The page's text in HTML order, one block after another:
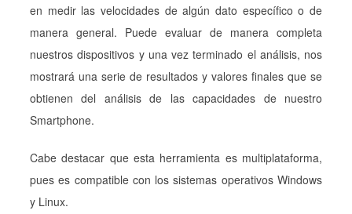
en medir las velocidades de algún dato específico o de
manera general. Puede evaluar de manera completa
nuestros dispositivos y una vez terminado el análisis, nos
mostrará una serie de resultados y valores finales que se
obtienen del análisis de las capacidades de nuestro
Smartphone.
Cabe destacar que esta herramienta es multiplataforma,
pues es compatible con los sistemas operativos Windows
y Linux.